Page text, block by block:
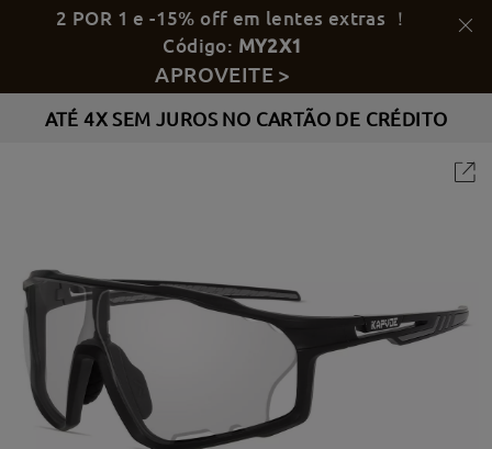
2 POR 1 e -15% off em lentes extras ！
Código: MY2X1
APROVEITE >
ATÉ 4X SEM JUROS NO CARTÃO DE CRÉDITO